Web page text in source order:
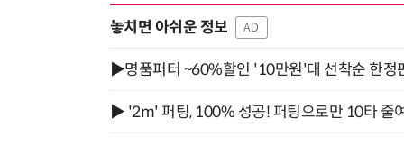
놓치면 아쉬운 정보 AD
▶명품퍼터 ~60%할인 '10만원'대 선착순 한정
▶ '2m' 퍼팅, 100% 성공! 퍼팅으로만 10타 줄